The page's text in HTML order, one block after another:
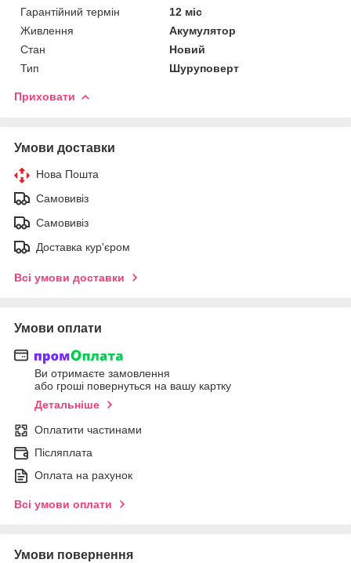
Гарантійний термін
12 міс
Живлення
Акумулятор
Стан
Новий
Тип
Шуруповерт
Приховати
Умови доставки
Нова Пошта
Самовивіз
Самовивіз
Доставка кур'єром
Всі умови доставки
Умови оплати
Ви отримаєте замовлення
або гроші повернуться на вашу картку
Детальніше
Оплатити частинами
Післяплата
Оплата на рахунок
Всі умови оплати
Умови повернення